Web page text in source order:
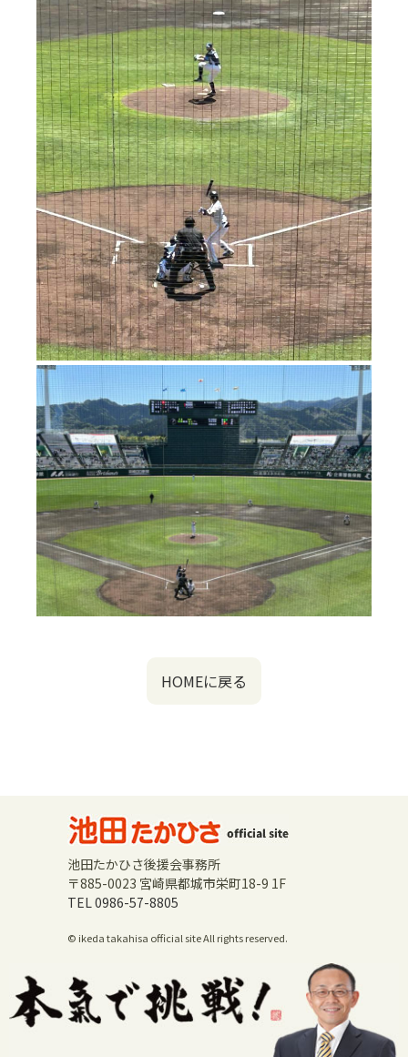
HOMEに戻る
池田たかひさ後援会事務所
〒885-0023 宮崎県都城市栄町18-9 1F
TEL 0986-57-8805
© ikeda takahisa official site All rights reserved.